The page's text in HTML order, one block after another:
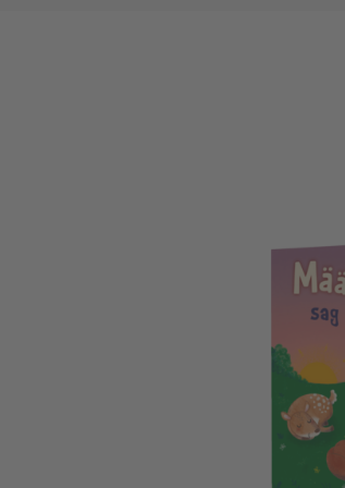
Zieh mal, hör mal: